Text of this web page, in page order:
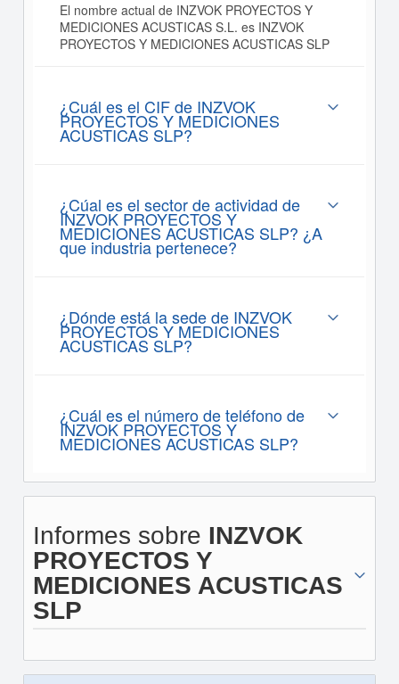
El nombre actual de INZVOK PROYECTOS Y
MEDICIONES ACUSTICAS S.L. es INZVOK
PROYECTOS Y MEDICIONES ACUSTICAS SLP
¿Cuál es el CIF de INZVOK
PROYECTOS Y MEDICIONES
ACUSTICAS SLP?
¿Cúal es el sector de actividad de
INZVOK PROYECTOS Y
MEDICIONES ACUSTICAS SLP? ¿A
que industria pertenece?
¿Dónde está la sede de INZVOK
PROYECTOS Y MEDICIONES
ACUSTICAS SLP?
¿Cuál es el número de teléfono de
INZVOK PROYECTOS Y
MEDICIONES ACUSTICAS SLP?
Informes sobre INZVOK
PROYECTOS Y
MEDICIONES ACUSTICAS
SLP